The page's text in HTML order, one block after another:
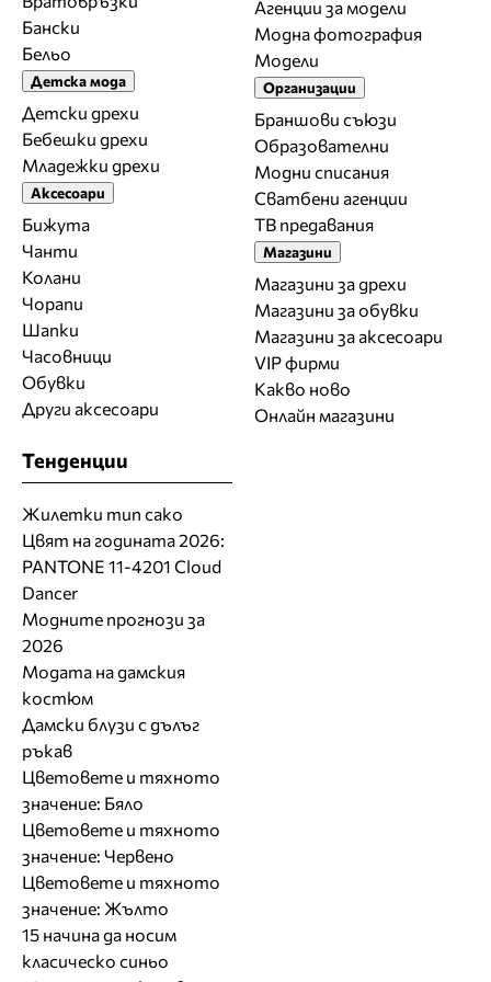
Бански
Бельо
Детска мода
Детски дрехи
Бебешки дрехи
Младежки дрехи
Аксесоари
Бижута
Чанти
Колани
Чорапи
Шапки
Часовници
Обувки
Други аксесоари
Агенции за модели
Модна фотография
Модели
Организации
Браншови съюзи
Образователни
Модни списания
Сватбени агенции
ТВ предавания
Магазини
Магазини за дрехи
Магазини за обувки
Магазини за aксесоари
VIP фирми
Какво ново
Онлайн магазини
Тенденции
Жилетки тип сако
Цвят на годината 2026:
PANTONE 11-4201 Cloud
Dancer
Модните прогнози за
2026
Модата на дамския
костюм
Дамски блузи с дълъг
ръкав
Цветовете и тяхното
значение: Бяло
Цветовете и тяхното
значение: Червено
Цветовете и тяхното
значение: Жълто
15 начина да носим
класическо синьо